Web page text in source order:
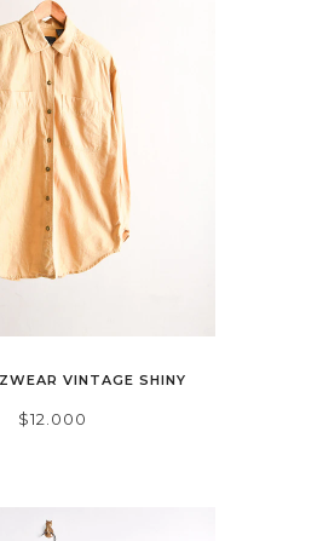
VINTAGE SHINY
$12.000